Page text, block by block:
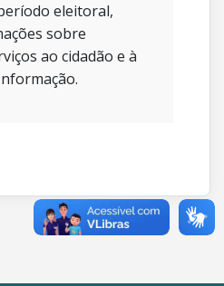
eleitoral,
sobre
ao cidadão e à